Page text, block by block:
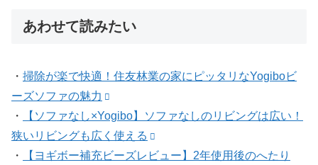
あわせて読みたい
・ 掃除が楽で快適！住友林業の家にピッタリなYogiboビ
ーズソファの魅力
・
【ソファなし×Yogibo】ソファなしのリビングは広い！
狭いリビングも広く使える
・
【ヨギボー補充ビーズレビュー】2年使用後のへたり